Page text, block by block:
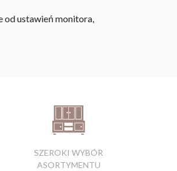
od ustawień monitora,
SZEROKI WYBÓR
ASORTYMENTU